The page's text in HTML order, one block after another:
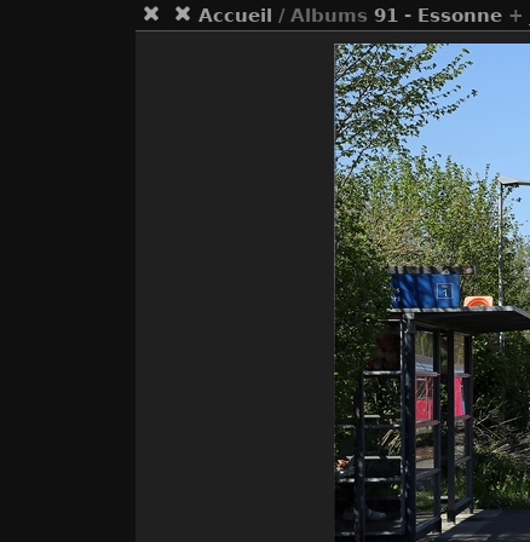
Accueil / Albums 91 - Essonne +